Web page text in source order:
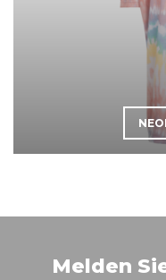
Melden